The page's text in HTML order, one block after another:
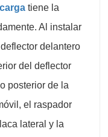
tiene la
Al instalar
delantero
del deflector
posterior de la
el raspador
lateral y la